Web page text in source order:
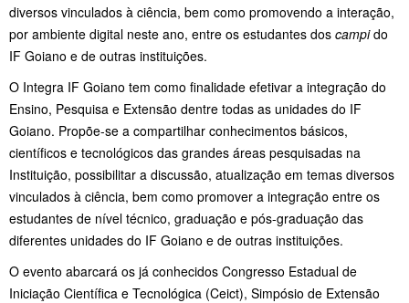
diversos vinculados à ciência, bem como promovendo a interação,
por ambiente digital neste ano, entre os estudantes dos campido
IF Goiano e de outras instituições.
O Integra IF Goiano tem como finalidade efetivar a integração do
Ensino, Pesquisa e Extensão dentre todas as unidades do IF
Goiano. Propõe-se a compartilhar conhecimentos básicos,
científicos e tecnológicos das grandes áreas pesquisadas na
Instituição, possibilitar a discussão, atualização em temas diversos
vinculados à ciência, bem como promover a integração entre os
estudantes de nível técnico, graduação e pós-graduação das
diferentes unidades do IF Goiano e de outras instituições.
O evento abarcará os já conhecidos Congresso Estadual de
Iniciação Científica e Tecnológica (Ceict), Simpósio de Extensão